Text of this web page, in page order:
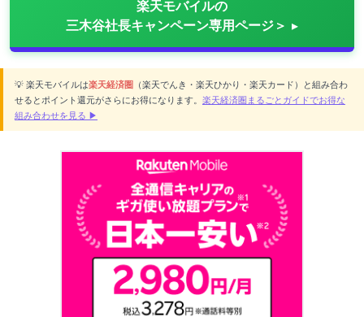
楽天モバイルの
三木谷社長キャンペーン専用ページ＞
💡 楽天モバイルは楽天経済圏 （楽天でんき・楽天ひかり・楽天カード）と組み合わ
せるとポイント還元がさらにお得になります。 楽天経済圏まるごとガイドでお得な
組み合わせを見る ▶